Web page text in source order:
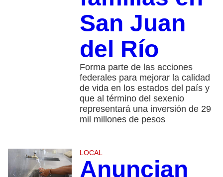
San Juan
del Río
Forma parte de las acciones
federales para mejorar la calidad
de vida en los estados del país y
que al término del sexenio
representará una inversión de 29
mil millones de pesos
LOCAL
Anuncian